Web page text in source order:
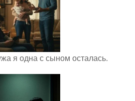
я одна с сыном осталась.